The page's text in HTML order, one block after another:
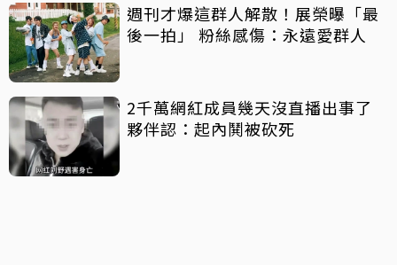
週刊才爆這群人解散！展榮曝「最
後一拍」 粉絲感傷：永遠愛群人
2千萬網紅成員幾天沒直播出事了
夥伴認：起內鬨被砍死